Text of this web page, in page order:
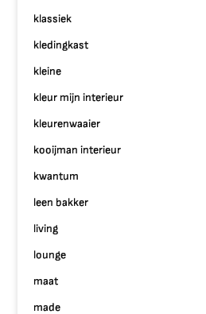
klassiek
kledingkast
kleine
kleur mijn interieur
kleurenwaaier
kooijman interieur
kwantum
leen bakker
living
lounge
maat
made